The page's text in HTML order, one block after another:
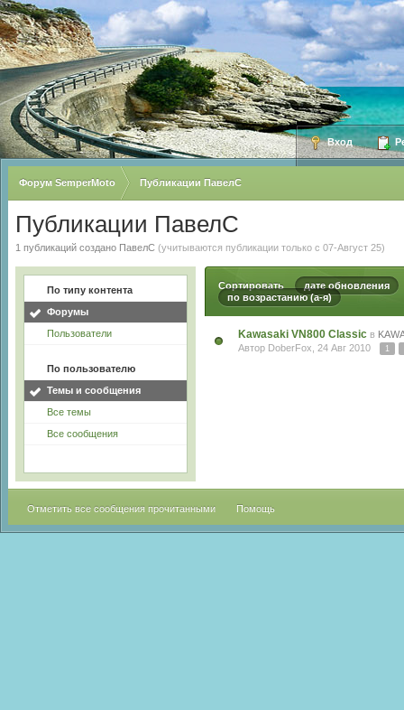
Вход
Форум SemperMoto Публикации ПавелС
Публикации ПавелС
1 публикаций создано ПавелС (учитываются публикации только с 07-Август 25)
По типу контента
Форумы
Пользователи
По пользователю
Темы и сообщения
Все темы
Все сообщения
Сортировать
дате обновления
по возрастанию (а-я)
Kawasaki VN800 Classic в
Автор DoberFox , 24 Авг 2010 1
Отметить все сообщения прочитанными Помощь